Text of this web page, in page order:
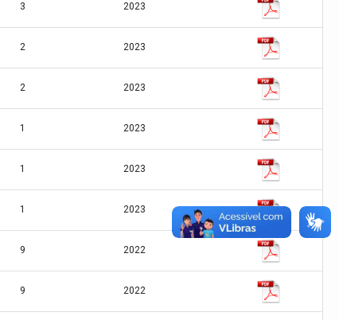
3 2023
2 2023
2 2023
1 2023
1 2023
1 2023
9 2022
9 2022